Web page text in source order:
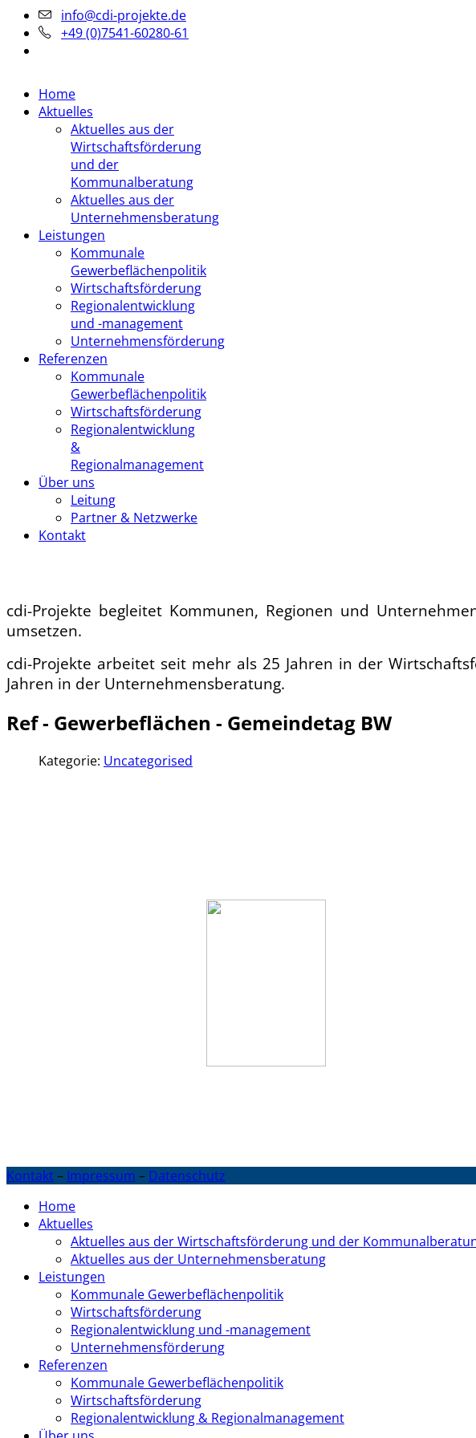
info@cdi-projekte.de
+49 (0)7541-60280-61
Home
Aktuelles
Aktuelles aus der
Wirtschaftsförderung
und der
Kommunalberatung
Aktuelles aus der
Unternehmensberatung
Leistungen
Kommunale
Gewerbeflächenpolitik
Wirtschaftsförderung
Regionalentwicklung
und -management
Unternehmensförderung
Referenzen
Kommunale
Gewerbeflächenpolitik
Wirtschaftsförderung
Regionalentwicklung
&
Regionalmanagement
Über uns
Leitung
Partner & Netzwerke
Kontakt
cdi-Projekte begleitet Kommunen, Regionen und
umsetzen.
cdi-Projekte arbeitet seit mehr als 25 Jahren in der
Jahren in der Unternehmensberatung.
Ref - Gewerbeflächen - Gemeindetag BW
Kategorie: Uncategorised
Kontakt– Impressum – Datenschutz
Home
Aktuelles
Aktuelles aus der Wirtschaftsförderung und der
Aktuelles aus der Unternehmensberatung
Leistungen
Kommunale Gewerbeflächenpolitik
Wirtschaftsförderung
Regionalentwicklung und -management
Unternehmensförderung
Referenzen
Kommunale Gewerbeflächenpolitik
Wirtschaftsförderung
Regionalentwicklung & Regionalmanagement